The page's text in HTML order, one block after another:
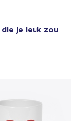
die je leuk zou